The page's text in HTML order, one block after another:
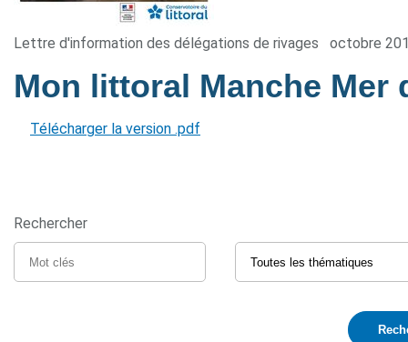
Lettre d'information des délégations de rivages octobre
Mon littoral Manche Mer
Télécharger la version .pdf
Rechercher